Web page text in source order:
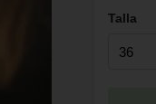
Talla